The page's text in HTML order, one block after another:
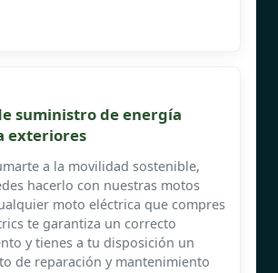
suministro de energía
exteriores
a la movilidad sostenible,
hacerlo con nuestras motos
moto eléctrica que compres
te garantiza un correcto
y tienes a tu disposición un
de reparación y mantenimiento